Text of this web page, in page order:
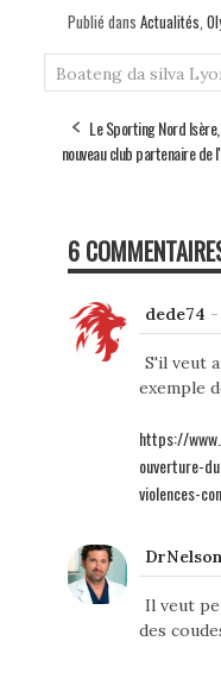
Publié dans Actualités
Boateng da silva
Le Sporting Nord Isère,
nouveau club partenaire de
6
dede74 -
S'il veut
exemple
https://
ouverture-
violences-
DrNelson
Il veut
des